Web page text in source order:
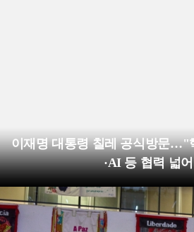
이재명 대통령 칠레 공식방문…"
·AI 등 협력 넓